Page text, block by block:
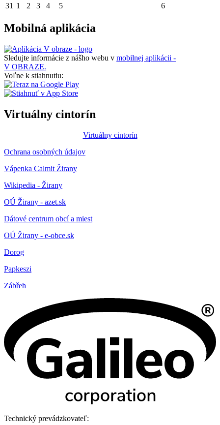
31 1 2 3 4 5 6
Mobilná aplikácia
Sledujte informácie z nášho webu v mobilnej aplikácii -
V OBRAZE.
Voľne k stiahnutiu:
Virtuálny cintorín
Virtuálny cintorín
Ochrana osobných údajov
Vápenka Calmit Žirany
Wikipedia - Žirany
OÚ Žirany - azet.sk
Dátové centrum obcí a miest
OÚ Žirany - e-obce.sk
Dorog
Papkeszi
Zábřeh
Technický prevádzkovateľ: